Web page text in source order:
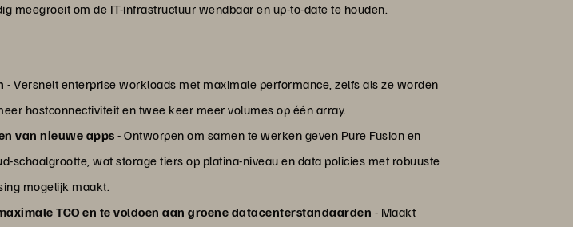
meegroeit om de IT-infrastructuur wendbaar en up-to-date te houden.
- Versnelt enterprise workloads met maximale performance, zelfs als ze worden
hostconnectiviteit en twee keer meer volumes op één array.
van nieuwe apps- Ontworpen om samen te werken geven Pure Fusion en
schaalgrootte, wat storage tiers op platina-niveau en data policies met robuuste
mogelijk maakt.
TCO en te voldoen aan groene datacenterstandaarden - Maakt